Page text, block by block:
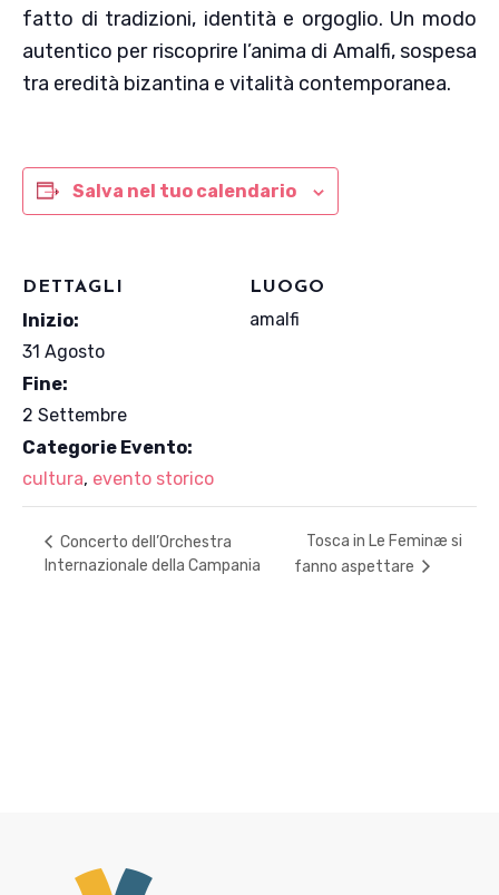
fatto di tradizioni, identità e orgoglio. Un modo
autentico per riscoprire l’anima di Amalfi, sospesa
tra eredità bizantina e vitalità contemporanea.
Salva nel tuo calendario
DETTAGLI
Inizio:
31 Agosto
Fine:
2 Settembre
Categorie Evento:
cultura, evento storico
LUOGO
amalfi
Concerto dell’Orchestra
Internazionale della Campania
Tosca in Le Feminæ si
fanno aspettare